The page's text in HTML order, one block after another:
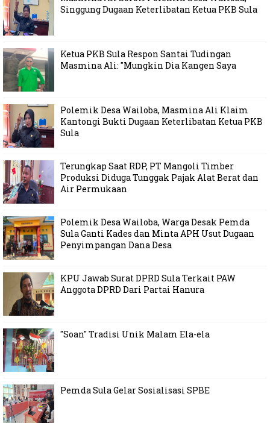
Singgung Dugaan Keterlibatan Ketua PKB Sula
Ketua PKB Sula Respon Santai Tudingan
Masmina Ali: "Mungkin Dia Kangen Saya
Polemik Desa Wailoba, Masmina Ali Klaim
Kantongi Bukti Dugaan Keterlibatan Ketua PKB
Sula
Terungkap Saat RDP, PT Mangoli Timber
Produksi Diduga Tunggak Pajak Alat Berat dan
Air Permukaan
Polemik Desa Wailoba, Warga Desak Pemda
Sula Ganti Kades dan Minta APH Usut Dugaan
Penyimpangan Dana Desa
KPU Jawab Surat DPRD Sula Terkait PAW
Anggota DPRD Dari Partai Hanura
"Soan" Tradisi Unik Malam Ela-ela
Pemda Sula Gelar Sosialisasi SPBE